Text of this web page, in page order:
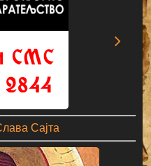
Сајта